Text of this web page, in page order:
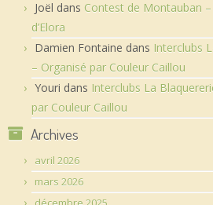
Joël dans Contest de Montauban
d’Elora
Damien Fontaine dans Interclubs
– Organisé par Couleur Caillou
Youri dans Interclubs La
par Couleur Caillou
Archives
avril 2026
mars 2026